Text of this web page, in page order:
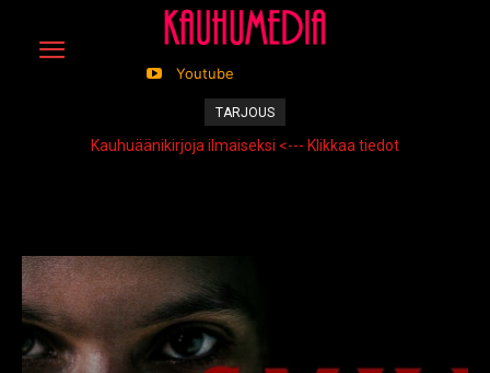
Youtube
TARJOUS
Kauhuäänikirjoja ilmaiseksi <--- Klikkaa tiedot